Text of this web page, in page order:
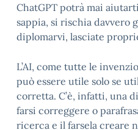
ChatGPT potrà mai
sappia, si rischia davvero
diplomarvi, lasciate
L’AI, come tutte le
può essere utile solo se
corretta. C’è, infatti, una
farsi correggere o
ricerca e il farsela creare